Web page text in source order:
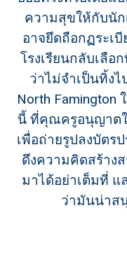
ความสุขให้กับนัก
อาจยึดถือกฏระเ
โรงเรียนกลับเลื
ว่าไม่จำเป็นทิ้งไ
North Famington
นี้ ที่คุณครูอนุญาตใ
เพื่อถ่ายรูปลงบัตร
ดึงความคิดสร้าง
มาได้อย่าเต็มที่ แ
ว่ามันน่าส